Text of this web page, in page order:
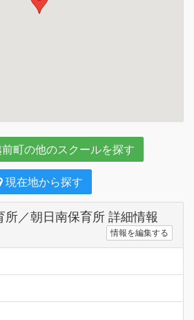
町の他のスクールを探す
現在地から探す
所／朝日南保育所 詳細情報
情報を編集する